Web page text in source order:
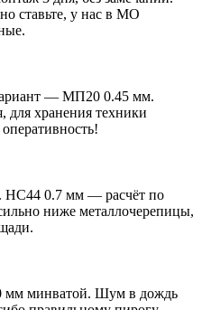
ставьте, у нас в МО
— МП20 0.45 мм.
для хранения техники
НС44 0.7 мм — расчёт по
ниже металлочерепицы,
мм минватой. Шум в дождь